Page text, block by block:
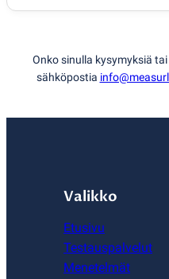
Onko sinulla kysymyksiä
sähköpostia
Valikko
Etusivu
Testauspalvelut
Menetelmät